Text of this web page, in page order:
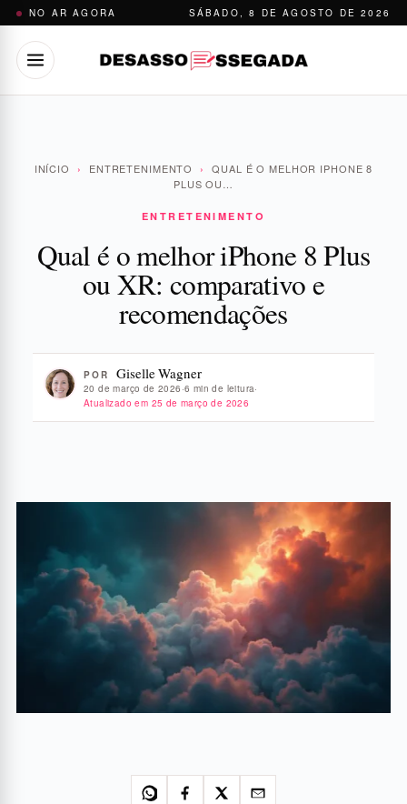
Pular
conteúdo
NO AR AGORA SÁBADO, 8 DE AGOSTO DE 2026
INÍCIO › ENTRETENIMENTO ›
QUAL É O MELHOR IPHONE 8
PLUS OU…
ENTRETENIMENTO
Qual é o melhor iPhone 8 Plus
ou XR: comparativo e
recomendações
POR Giselle Wagner
20 de março de 2026 ·6 min de leitura·
Atualizado em 25 de março de 2026